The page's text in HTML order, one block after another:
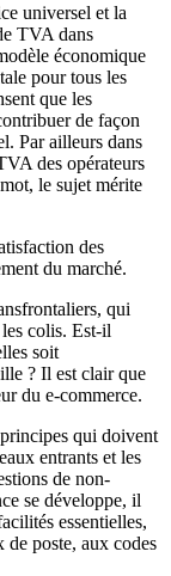
universel et la
TVA dans
économique
pour tous les
que les
de façon
Par ailleurs dans
des opérateurs
le sujet mérite
des
du marché.
qui
colis. Est-il
soit
? Il est clair que
du e-commerce.
qui doivent
entrants et les
de non-
se développe, il
essentielles,
de poste, aux codes